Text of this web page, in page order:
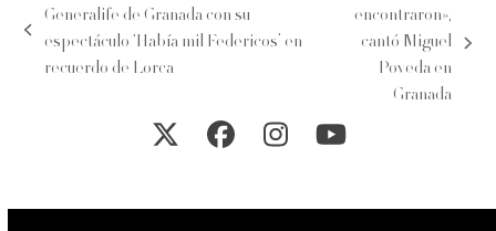
previous
post:
Generalife de Granada con su
espectáculo ‘Había mil Federicos’ en
recuerdo de Lorca
encontraron»,
cantó Miguel
Poveda en
Granada
TwitterFacebookInstagram
YouTube